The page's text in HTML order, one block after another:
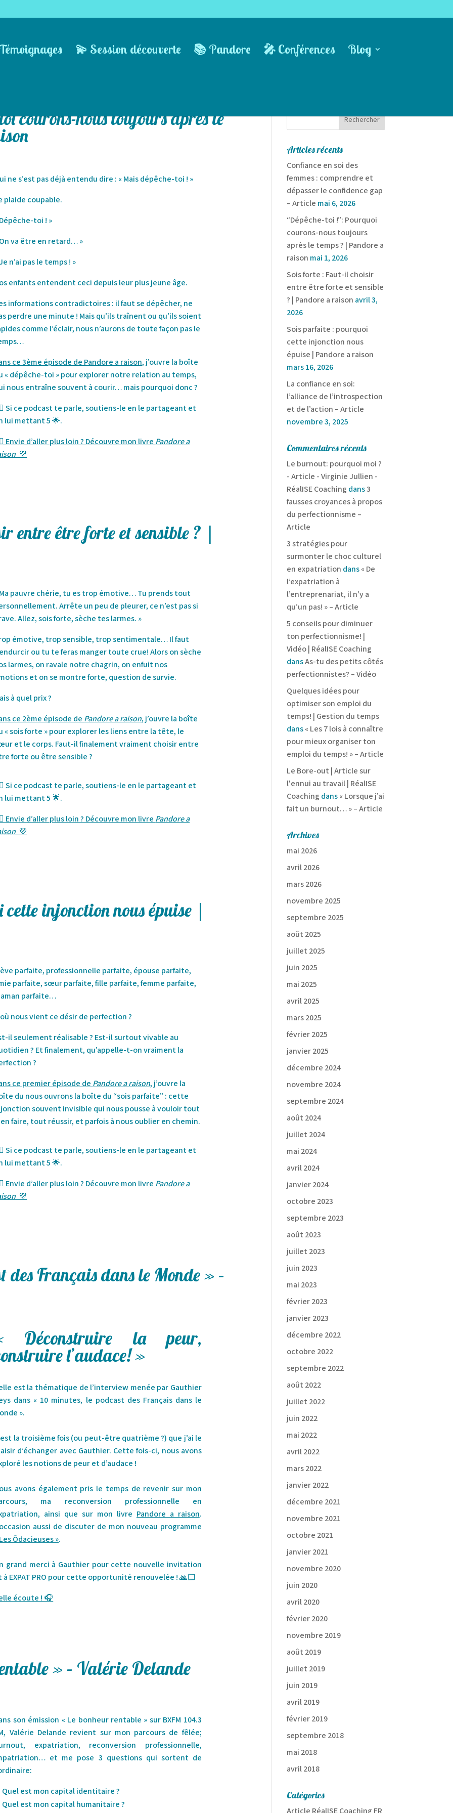
💫 Session découverte 📚 Pandore 🎤 Conférences Blog
courons-nous toujours après le
ne s’est pas déjà entendu dire : « Mais dépêche-toi ! »
plaide coupable.
toi ! »
va être en retard… »
n’ai pas le temps ! »
enfants entendent ceci depuis leur plus jeune âge.
informations contradictoires : il faut se dépêcher, ne
perdre une minute ! Mais qu’ils traînent ou qu’ils soient
comme l’éclair, nous n’aurons de toute façon pas le
ce 3ème épisode de Pandore a raison, j’ouvre la boîte
« dépêche-toi » pour explorer notre relation au temps,
nous entraîne souvent à courir… mais pourquoi donc ?
Si ce podcast te parle, soutiens-le en le partageant et
lui mettant 5 🌟.
Envie d’aller plus loin ? Découvre mon livrePandore a
💜
entre être forte et sensible ? |
pauvre chérie, tu es trop émotive… Tu prends tout
Arrête un peu de pleurer, ce n’est pas si
Allez, sois forte, sèche tes larmes. »
émotive, trop sensible, trop sentimentale… Il faut
ou tu te feras manger toute crue! Alors on sèche
larmes, on ravale notre chagrin, on enfuit nos
et on se montre forte, question de survie.
à quel prix ?
ce 2ème épisode dePandore a raison, j’ouvre la boîte
« sois forte » pour explorer les liens entre la tête, le
et le corps. Faut-il finalement vraiment choisir entre
forte ou être sensible ?
Si ce podcast te parle, soutiens-le en le partageant et
lui mettant 5 🌟.
Envie d’aller plus loin ? Découvre mon livrePandore a
💜
injonction nous épuise |
parfaite, professionnelle parfaite, épouse parfaite,
parfaite, sœur parfaite, fille parfaite, femme parfaite,
parfaite…
nous vient ce désir de perfection ?
il seulement réalisable ? Est-il surtout vivable au
? Et finalement, qu’appelle-t-on vraiment la
?
ce premier épisode dePandore a raison, j’ouvre la
du nous ouvrons la boîte du “sois parfaite” : cette
souvent invisible qui nous pousse à vouloir tout
faire, tout réussir, et parfois à nous oublier en chemin.
Si ce podcast te parle, soutiens-le en le partageant et
lui mettant 5 🌟.
Envie d’aller plus loin ? Découvre mon livrePandore a
💜
des Français dans le Monde » –
Déconstruire la peur,
l’audace! »
est la thématique de l’interview menée par Gauthier
dans « 10 minutes, le podcast des Français dans le
».
la troisième fois (ou peut-être quatrième ?) que j’ai le
d’échanger avec Gauthier. Cette fois-ci, nous avons
les notions de peur et d’audace !
avons également pris le temps de revenir sur mon
ma reconversion professionnelle en
ainsi que sur mon livre Pandore a raison.
aussi de discuter de mon nouveau programme
Ôdacieuses ».
grand merci à Gauthier pour cette nouvelle invitation
à EXPAT PRO pour cette opportunité renouvelée ! 🙏🏻
écoute ! 🎧
» – Valérie Delande
son émission « Le bonheur rentable » sur BXFM 104.3
Valérie Delande revient sur mon parcours de fêlée;
expatriation, reconversion professionnelle,
et me pose 3 questions qui sortent de
Quel est mon capital identitaire ?
Quel est mon capital humanitaire ?
Articles récents
Confiance en soi des
femmes : comprendre et
dépasser le confidence gap
– Article mai 6, 2026
“Dépêche-toi !”: Pourquoi
courons-nous toujours
après le temps ? | Pandore a
raison mai 1, 2026
Sois forte : Faut-il choisir
entre être forte et sensible
? | Pandore a raison avril 3,
2026
Sois parfaite : pourquoi
cette injonction nous
épuise | Pandore a raison
mars 16, 2026
La confiance en soi:
l’alliance de l’introspection
et de l’action – Article
novembre 3, 2025
Commentaires récents
Le burnout: pourquoi moi ?
- Article - Virginie Jullien -
RéalISE Coaching dans3
fausses croyances à propos
du perfectionnisme –
Article
3 stratégies pour
surmonter le choc culturel
en expatriation dans« De
l’expatriation à
l’entreprenariat, il n’y a
qu’un pas! » – Article
5 conseils pour diminuer
ton perfectionnisme! |
Vidéo | RéalISE Coaching
dansAs-tu des petits côtés
perfectionnistes? – Vidéo
Quelques idées pour
optimiser son emploi du
temps! | Gestion du temps
dans« Les 7 lois à connaître
pour mieux organiser ton
emploi du temps! » – Article
Le Bore-out | Article sur
l'ennui au travail | RéalISE
Coaching dans« Lorsque j’ai
fait un burnout… » – Article
Archives
mai 2026
avril 2026
mars 2026
novembre 2025
septembre 2025
août 2025
juillet 2025
juin 2025
mai 2025
avril 2025
mars 2025
février 2025
janvier 2025
décembre 2024
novembre 2024
septembre 2024
août 2024
juillet 2024
mai 2024
avril 2024
janvier 2024
octobre 2023
septembre 2023
août 2023
juillet 2023
juin 2023
mai 2023
février 2023
janvier 2023
décembre 2022
octobre 2022
septembre 2022
août 2022
juillet 2022
juin 2022
mai 2022
avril 2022
mars 2022
janvier 2022
décembre 2021
novembre 2021
octobre 2021
janvier 2021
novembre 2020
juin 2020
avril 2020
février 2020
novembre 2019
août 2019
juillet 2019
juin 2019
avril 2019
février 2019
septembre 2018
mai 2018
avril 2018
Catégories